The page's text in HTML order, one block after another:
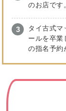
のお店です
タイ古式マ
ールを卒業
の指名予約